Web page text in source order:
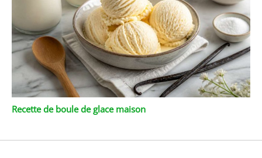
Recette de boule de glace maison